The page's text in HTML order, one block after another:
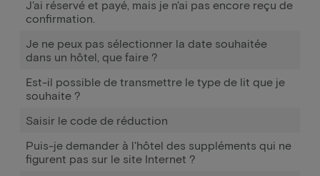
J'ai réservé et payé, mais je n'ai pas encore reçu de
confirmation.
Je ne peux pas sélectionner la date souhaitée
dans un hôtel, que faire ?
Est-il possible de transmettre le type de lit que je
souhaite ?
Saisir le code de réduction
Puis-je demander à l'hôtel des suppléments qui ne
figurent pas sur le site Internet ?